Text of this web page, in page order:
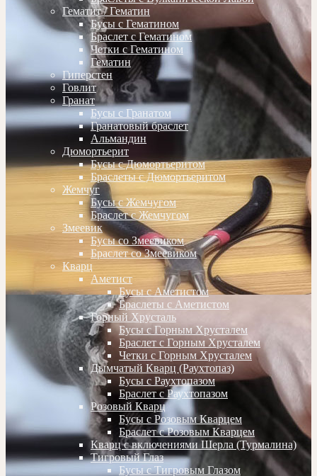
Гематит / Гематин
Бусы с Гематином
Браслет с Гематином
Четки с Гематином
Гематин
Гиперстен
Говлит
Гранат
Бусы с Гранатом
Гранатовый браслет
Альмандин
Дюмортьерит
Бусы с Дюмортьеритом
Браслеты с Дюмортьеритом
Жемчуг
Бусы с Жемчугом
Браслет с Жемчугом
Змеевик
Бусы со Змеевиком
Браслет со Змеевиком
Кварц
Аметист
Бусы с Аметистом
Браслеты с Аметистом
Горный Хрусталь
Бусы с Горным Хрусталем
Браслет с Горным Хрусталем
Четки с Горным Хрусталем
Дымчатый Кварц (Раухтопаз)
Бусы с Раухтопазом
Браслет с Раухтопазом
Розовый Кварц
Бусы с Розовым Кварцем
Браслет с Розовым Кварцем
Кварц с включениями Шерла (Турмалина)
Тигровый Глаз
Бусы с Тигровым Глазом